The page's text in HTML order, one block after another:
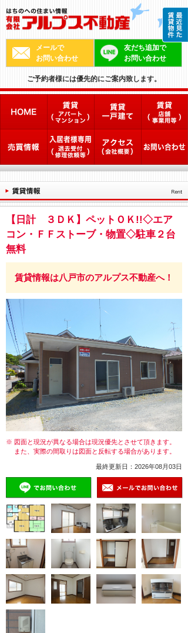
メールで
お問い合わせ
友だち追加で
お問い合わせ
ご予約者様には優先的にご案内致します。
【日計 ３ＤＫ】ペットＯＫ!!◇エア
コン・ＦＦストーブ・物置◇駐車２台
無料
賃貸情報は八戸市のアルプス不動産へ！
※ 図面と現況が異なる場合は現況優先とさせて頂きます。
また、実際の間取りは図面と反転する場合があります。
最終更新日：2026年08月03日